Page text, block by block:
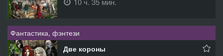
Фантастика, фэнтези
Две короны